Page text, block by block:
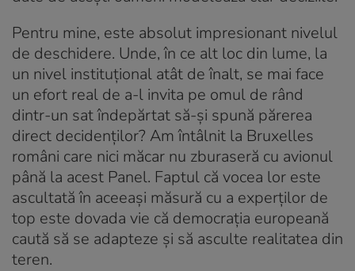
Pentru mine, este absolut impresionant nivelul
de deschidere. Unde, în ce alt loc din lume, la
un nivel instituțional atât de înalt, se mai face
un efort real de a-l invita pe omul de rând
dintr-un sat îndepărtat să-și spună părerea
direct decidenților? Am întâlnit la Bruxelles
români care nici măcar nu zburaseră cu avionul
până la acest Panel. Faptul că vocea lor este
ascultată în aceeași măsură cu a experților de
top este dovada vie că democrația europeană
caută să se adapteze și să asculte realitatea din
teren.